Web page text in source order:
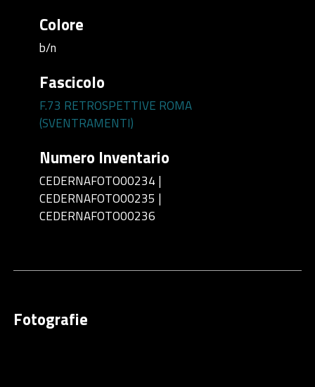
Colore
b/n
Fascicolo
F.73 RETROSPETTIVE ROMA
(SVENTRAMENTI)
Numero Inventario
CEDERNAFOTO00234 |
CEDERNAFOTO00235 |
CEDERNAFOTO00236
Fotografie